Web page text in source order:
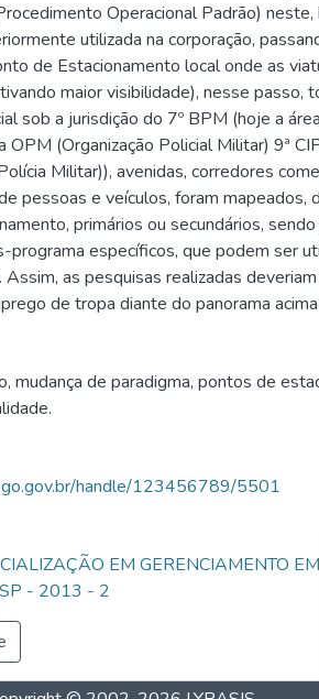
Operacional Padrão) neste,
utilizada na corporação,
de Estacionamento local onde as
maior visibilidade), nesse passo,
sob a jurisdição do 7º BPM (hoje a
(Organização Policial Militar) 9ª
Militar)), avenidas, corredores
pessoas e veículos, foram mapeados,
primários ou secundários,
programa específicos, que podem ser
Assim, as pesquisas realizadas
de tropa diante do panorama
, mudança de paradigma, pontos de
handle/123456789/5501
EM GERENCIAMENTO
- 2013 - 2